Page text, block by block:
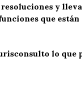
y
que
lo